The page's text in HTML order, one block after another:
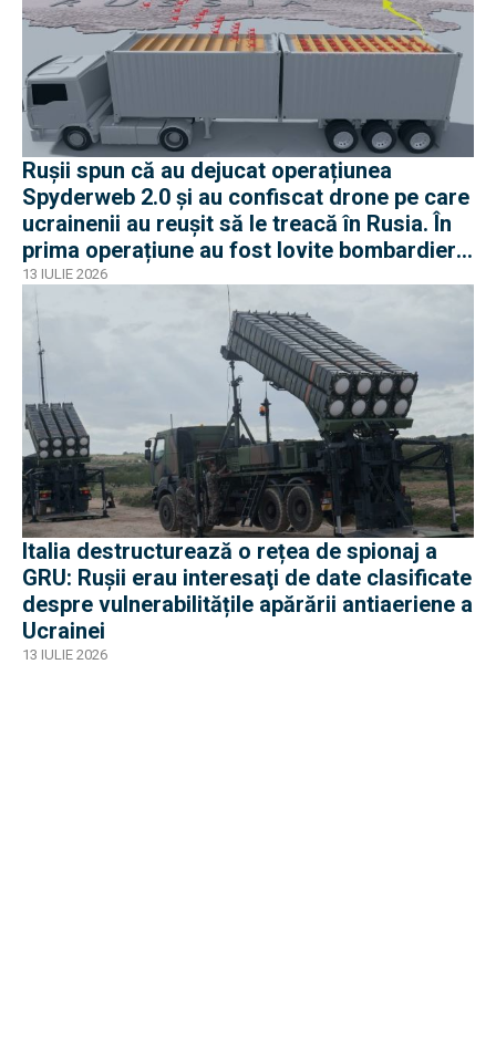
Rușii spun că au dejucat operațiunea
Spyderweb 2.0 și au confiscat drone pe care
ucrainenii au reușit să le treacă în Rusia. În
prima operațiune au fost lovite bombardiere
Tu-95 sau Tu-22M3
13 IULIE 2026
Italia destructurează o rețea de spionaj a
GRU: Ruşii erau interesaţi de date clasificate
despre vulnerabilitățile apărării antiaeriene a
Ucrainei
13 IULIE 2026